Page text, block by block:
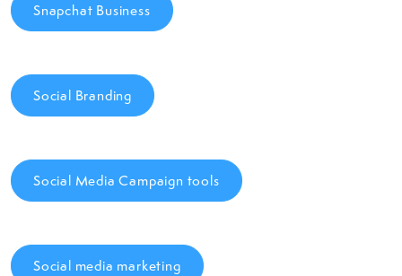
Snapchat Business
Social Branding
Social Media Campaign tools
Social media marketing